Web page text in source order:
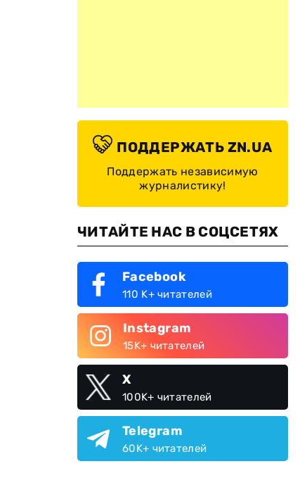
ПОДДЕРЖАТЬ ZN.UA
Поддержать независимую
журналистику!
ЧИТАЙТЕ НАС В СОЦСЕТЯХ
Facebook
110 K+ читателей
Instagram
15K+ читателей
X
100K+ читателей
Telegram
60K+ читателей